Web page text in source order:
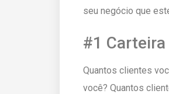
seu negócio que
#1
Quantos clientes
você? Quantos